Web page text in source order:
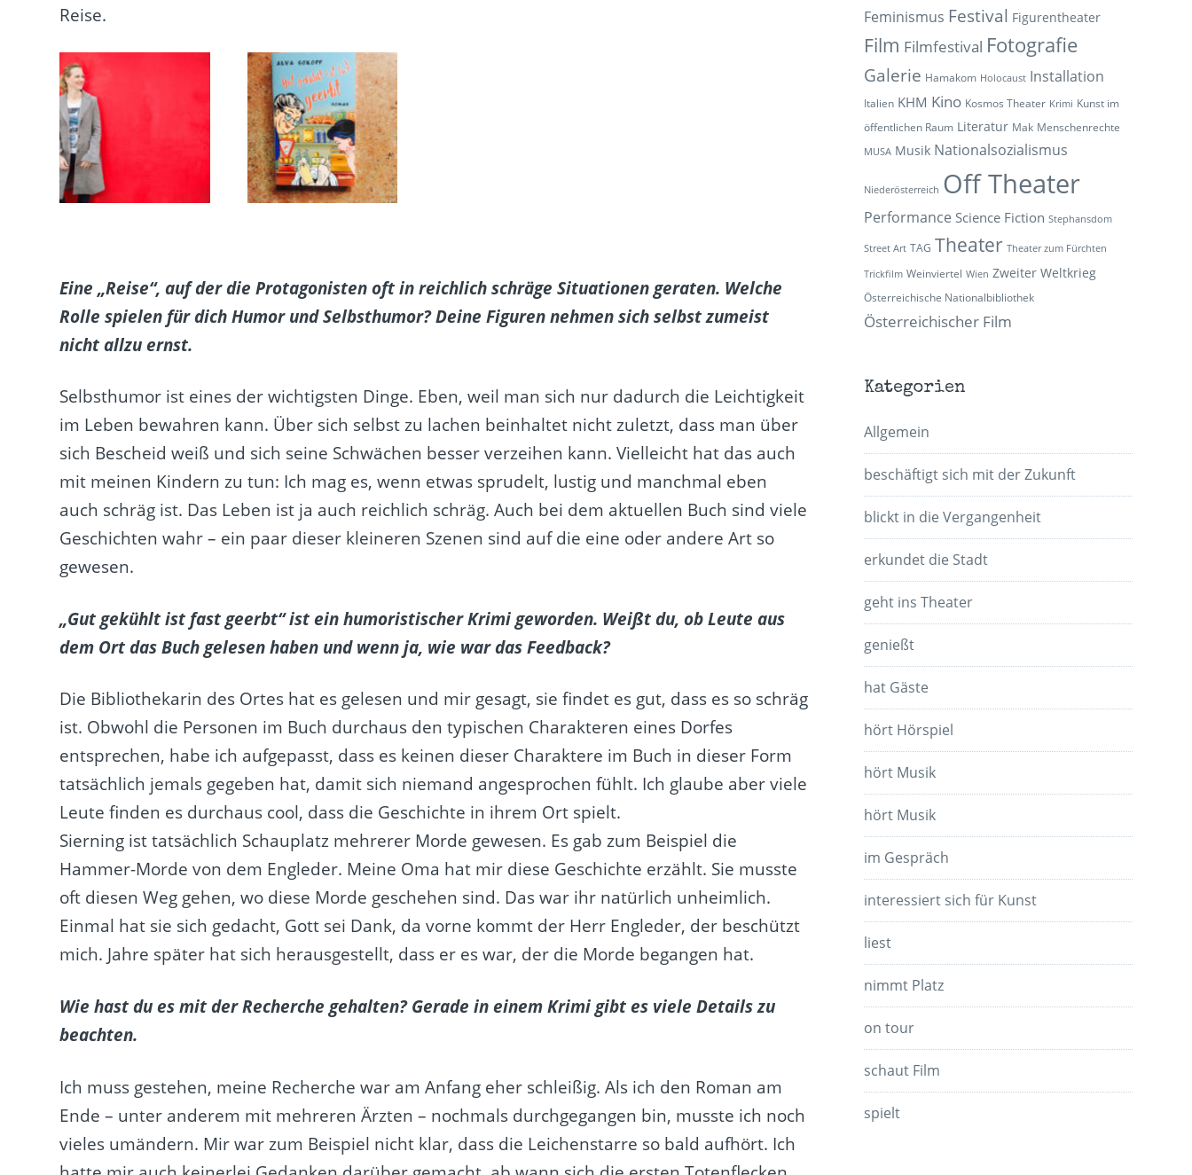
Reise.
Eine „Reise“, auf der die Protagonisten oft in reichlich schräge Situationen geraten. Welche
Rolle spielen für dich Humor und Selbsthumor? Deine Figuren nehmen sich selbst zumeist
nicht allzu ernst.
Selbsthumor ist eines der wichtigsten Dinge. Eben, weil man sich nur dadurch die Leichtigkeit
im Leben bewahren kann. Über sich selbst zu lachen beinhaltet nicht zuletzt, dass man über
sich Bescheid weiß und sich seine Schwächen besser verzeihen kann. Vielleicht hat das auch
mit meinen Kindern zu tun: Ich mag es, wenn etwas sprudelt, lustig und manchmal eben
auch schräg ist. Das Leben ist ja auch reichlich schräg. Auch bei dem aktuellen Buch sind viele
Geschichten wahr – ein paar dieser kleineren Szenen sind auf die eine oder andere Art so
gewesen.
„Gut gekühlt ist fast geerbt“ ist ein humoristischer Krimi geworden. Weißt du, ob Leute aus
dem Ort das Buch gelesen haben und wenn ja, wie war das Feedback?
Die Bibliothekarin des Ortes hat es gelesen und mir gesagt, sie findet es gut, dass es so schräg
ist. Obwohl die Personen im Buch durchaus den typischen Charakteren eines Dorfes
entsprechen, habe ich aufgepasst, dass es keinen dieser Charaktere im Buch in dieser Form
tatsächlich jemals gegeben hat, damit sich niemand angesprochen fühlt. Ich glaube aber viele
Leute finden es durchaus cool, dass die Geschichte in ihrem Ort spielt.
Sierning ist tatsächlich Schauplatz mehrerer Morde gewesen. Es gab zum Beispiel die
Hammer-Morde von dem Engleder. Meine Oma hat mir diese Geschichte erzählt. Sie musste
oft diesen Weg gehen, wo diese Morde geschehen sind. Das war ihr natürlich unheimlich.
Einmal hat sie sich gedacht, Gott sei Dank, da vorne kommt der Herr Engleder, der beschützt
mich. Jahre später hat sich herausgestellt, dass er es war, der die Morde begangen hat.
Wie hast du es mit der Recherche gehalten? Gerade in einem Krimi gibt es viele Details zu
beachten.
Ich muss gestehen, meine Recherche war am Anfang eher schleißig. Als ich den Roman am
Ende – unter anderem mit mehreren Ärzten – nochmals durchgegangen bin, musste ich noch
vieles umändern. Mir war zum Beispiel nicht klar, dass die Leichenstarre so bald aufhört. Ich
Feminismus Festival Figurentheater
Film Filmfestival Fotografie
Galerie Hamakom Holocaust Installation
Italien KHM Kino Kosmos Theater Krimi Kunst im
öffentlichen Raum Literatur Mak Menschenrechte
MUSA Musik Nationalsozialismus
Niederösterreich Off Theater
Performance Science Fiction Stephansdom
Street Art TAG Theater Theater zum Fürchten
Trickfilm Weinviertel Wien Zweiter Weltkrieg
Österreichische Nationalbibliothek
Österreichischer Film
Kategorien
Allgemein
beschäftigt sich mit der Zukunft
blickt in die Vergangenheit
erkundet die Stadt
geht ins Theater
genießt
hat Gäste
hört Hörspiel
hört Musik
hört Musik
im Gespräch
interessiert sich für Kunst
liest
nimmt Platz
on tour
schaut Film
spielt